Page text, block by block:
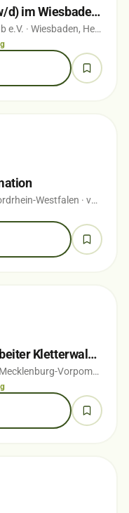
Platzwart / Platzmeister (m/w/d) im Wiesbadener Nerotal
e.V. · Wiesbaden, Hessen
Westfalen · vor 1 Monaten
Waldseilgartentrainer / Mitarbeiter Kletterwald (m/w/d)
Vorpommern